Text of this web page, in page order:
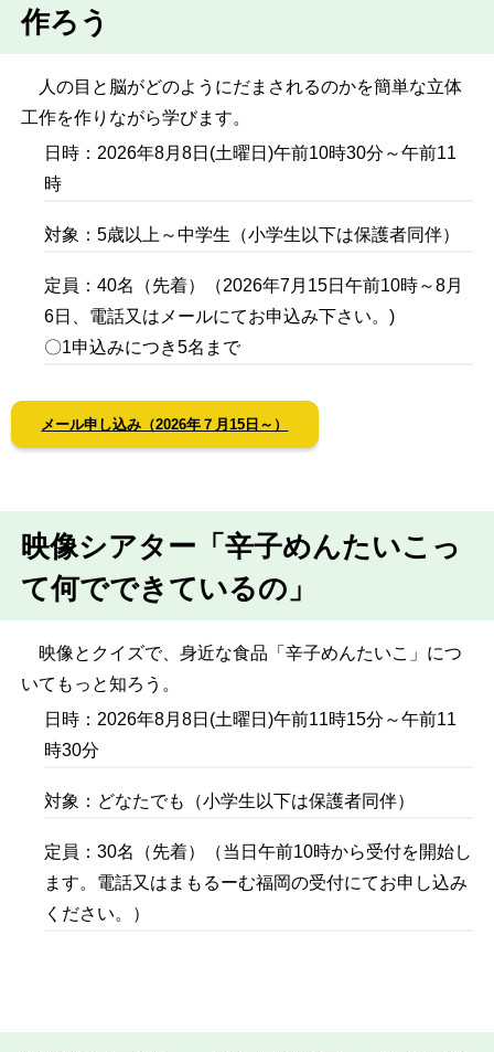
作ろう
人の目と脳がどのようにだまされるのかを簡単な立体
工作を作りながら学びます。
日時：2026年8月8日(土曜日)午前10時30分～午前11
時
対象：5歳以上～中学生（小学生以下は保護者同伴）
定員：40名（先着）（2026年7月15日午前10時～8月
6日、電話又はメールにてお申込み下さい。)
〇1申込みにつき5名まで
メール申し込み（2026年７月15日～）
映像シアター「辛子めんたいこっ
て何でできているの」
映像とクイズで、身近な食品「辛子めんたいこ」につ
いてもっと知ろう。
日時：2026年8月8日(土曜日)午前11時15分～午前11
時30分
対象：どなたでも（小学生以下は保護者同伴）
定員：30名（先着）（当日午前10時から受付を開始し
ます。電話又はまもるーむ福岡の受付にてお申し込み
ください。）